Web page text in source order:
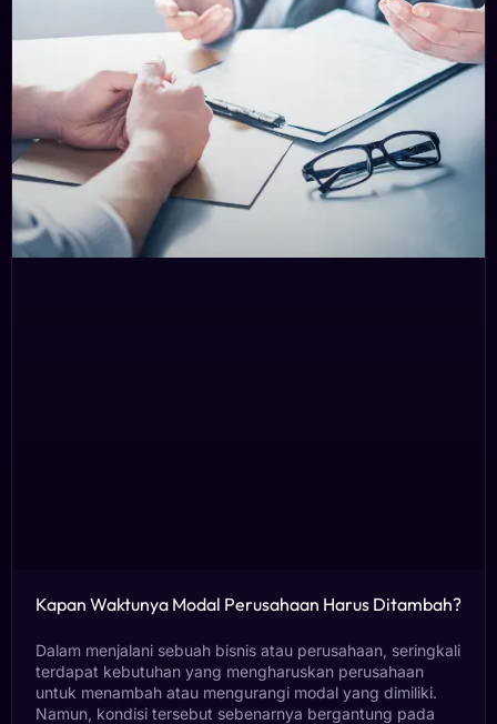
Kapan Waktunya Modal Perusahaan Harus Ditambah?
Dalam menjalani sebuah bisnis atau perusahaan, seringkali
terdapat kebutuhan yang mengharuskan perusahaan
untuk menambah atau mengurangi modal yang dimiliki.
Namun, kondisi tersebut sebenarnya bergantung pada